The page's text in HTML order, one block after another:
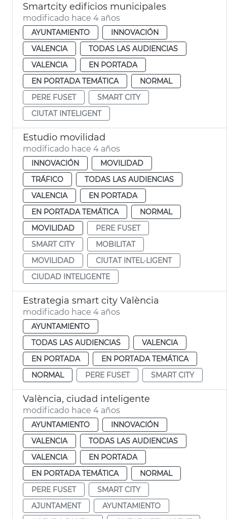
Smartcity edificios municipales
modificado hace 4 años
AYUNTAMIENTO
INNOVACIÓN
VALENCIA
TODAS LAS AUDIENCIAS
VALENCIA
EN PORTADA
EN PORTADA TEMÁTICA
NORMAL
PERE FUSET
SMART CITY
CIUTAT INTELIGENT
Estudio movilidad
modificado hace 4 años
INNOVACIÓN
MOVILIDAD
TRÁFICO
TODAS LAS AUDIENCIAS
VALENCIA
EN PORTADA
EN PORTADA TEMÁTICA
NORMAL
MOVILIDAD
PERE FUSET
SMART CITY
MOBILITAT
MOVILIDAD
CIUTAT INTEL·LIGENT
CIUDAD INTELIGENTE
Estrategia smart city València
modificado hace 4 años
AYUNTAMIENTO
TODAS LAS AUDIENCIAS
VALENCIA
EN PORTADA
EN PORTADA TEMÁTICA
NORMAL
PERE FUSET SMART CITY
València, ciudad inteligente
modificado hace 4 años
AYUNTAMIENTO
INNOVACIÓN
VALENCIA
TODAS LAS AUDIENCIAS
VALENCIA
EN PORTADA
EN PORTADA TEMÁTICA
NORMAL
PERE FUSET
SMART CITY
AJUNTAMENT
AYUNTAMIENTO